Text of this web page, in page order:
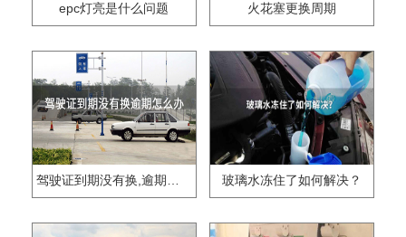
epc灯亮是什么问题 火花塞更换周期
驾驶证到期没有换,逾期怎么办?? 玻璃水冻住了如何解决？